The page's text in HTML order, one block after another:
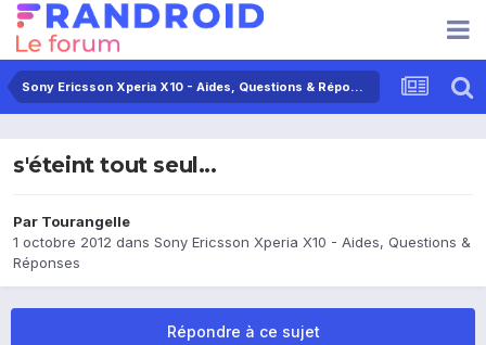
Sony Ericsson Xperia X10 - Aides, Questions & Réponses
s'éteint tout seul...
Par Tourangelle
1 octobre 2012 dans Sony Ericsson Xperia X10 - Aides, Questions &
Réponses
Répondre à ce sujet